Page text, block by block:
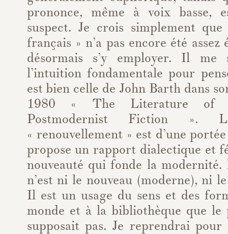
prononce, même à voix basse,
suspect. Je crois simplement
français » n’a pas encore été
désormais s’y employer. Il me
l’intuition fondamentale pour
est bien celle de John Barth dans
1980 « The Literature of
Postmodernist Fiction ».
« renouvellement » est d’une
propose un rapport dialectique et
nouveauté qui fonde la modernité.
n’est ni le nouveau (moderne), ni
Il est un usage du sens et des
monde et à la bibliothèque que le
supposait pas. Je reprendrai